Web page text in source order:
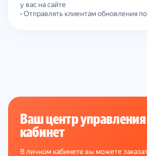
у вас на сайте
• Отправлять клиентам обновления по
Ваш центр
кабинет
В личном кабинете вы можете